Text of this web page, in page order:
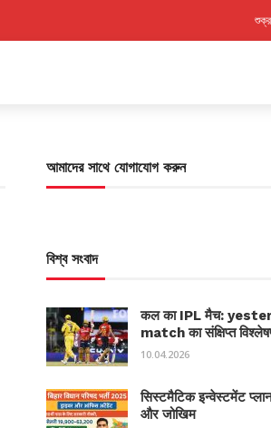
আমাদের সাথে যোগাযোগ করুন
বিশ্ব সংবাদ
कल का IPL मैच:
match का संक्षिप्त
10.04.2026
सिस्टमैटिक इन्वेस्टमेंट
और जोखिम